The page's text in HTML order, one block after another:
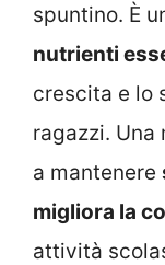
spuntino. È
nutrienti
crescita e lo
ragazzi. Una
a mantenere
migliora la
attività